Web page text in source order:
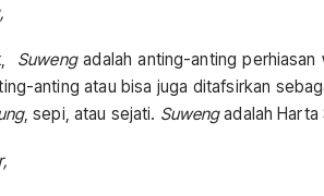
Suwengadalah anting-anting
anting atau bisa juga ditafsirkan
, sepi, atau sejati. Suwengadalah Harta